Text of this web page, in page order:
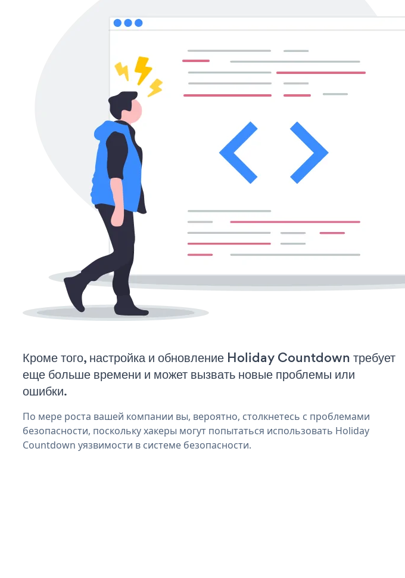
Кроме того, настройка и обновление Holiday Countdown требует
еще больше времени и может вызвать новые проблемы или
ошибки.
По мере роста вашей компании вы, вероятно, столкнетесь с проблемами
безопасности, поскольку хакеры могут попытаться использовать Holiday
Countdown уязвимости в системе безопасности.